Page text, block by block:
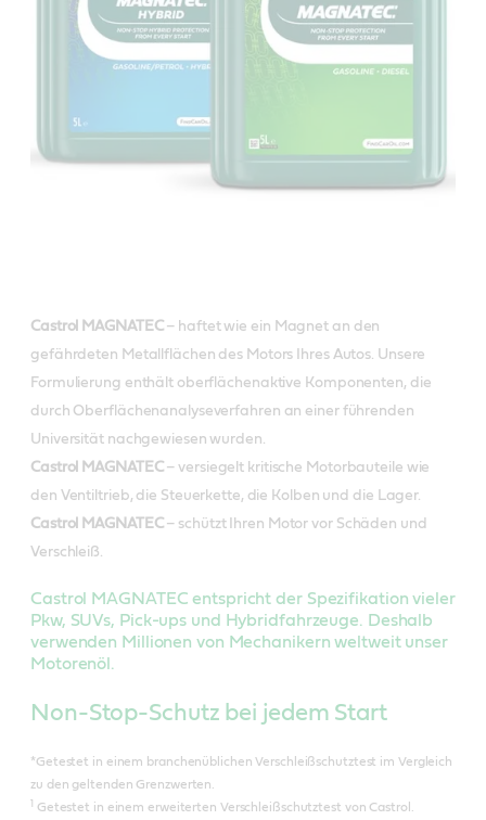
Castrol MAGNATEC– haftet wie ein Magnet an den
gefährdeten Metallflächen des Motors Ihres Autos. Unsere
Formulierung enthält oberflächenaktive Komponenten, die
durch Oberflächenanalyseverfahren an einer führenden
Universität nachgewiesen wurden.
Castrol MAGNATEC– versiegelt kritische Motorbauteile wie
den Ventiltrieb, die Steuerkette, die Kolben und die Lager.
Castrol MAGNATEC– schützt Ihren Motor vor Schäden und
Verschleiß.
Castrol MAGNATEC entspricht der Spezifikation vieler
Pkw, SUVs, Pick-ups und Hybridfahrzeuge. Deshalb
verwenden Millionen von Mechanikern weltweit unser
Motorenöl.
Non-Stop-Schutz bei jedem Start
*Getestet in einem branchenüblichen Verschleißschutztest im Vergleich
zu den geltenden Grenzwerten.
Getestet in einem erweiterten Verschleißschutztest von Castrol.